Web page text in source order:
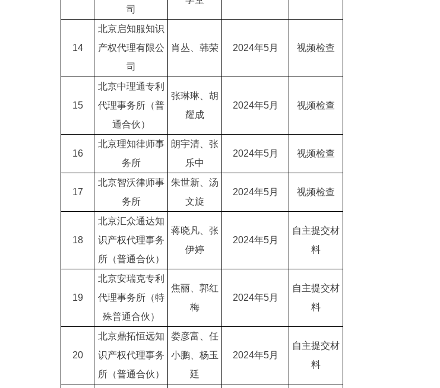
司
14
北京启知服知识
产权代理有限公
司
肖丛、韩荣 2024年5月 视频检查
15
北京中理通专利
代理事务所（普
通合伙）
张琳琳、胡
耀成
2024年5月 视频检查
16
北京理知律师事
务所
朗宇清、张
乐中
2024年5月 视频检查
17
北京智沃律师事
务所
朱世新、汤
文旋
2024年5月 视频检查
18
北京汇众通达知
识产权代理事务
所（普通合伙）
蒋晓凡、张
伊婷
2024年5月
自主提交材
料
19
北京安瑞克专利
代理事务所（特
殊普通合伙）
焦丽、郭红
梅
2024年5月
自主提交材
料
20
北京鼎拓恒远知
识产权代理事务
所（普通合伙）
娄彦富、任
小鹏、杨玉
廷
2024年5月
自主提交材
料